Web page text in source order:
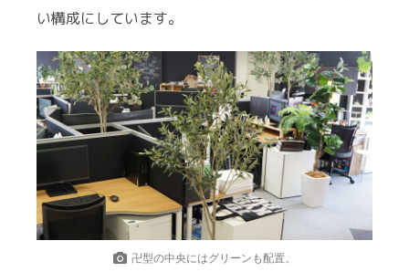
い構成にしています。
卍型の中央にはグリーンも配置。